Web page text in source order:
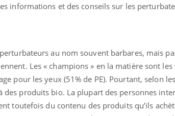
informations et des conseils sur les
au nom souvent barbares, mais
Les « champions » en la matière sont les
pour les yeux (51% de PE). Pourtant, selon
des produits bio. La plupart des personnes
toutefois du contenu des produits qu’ils
Chikungunya, dengue,
Les médicaments GLP-1
protègent-ils aussi les os
?
Cytomégalovirus : ce qui
change dans la prise en